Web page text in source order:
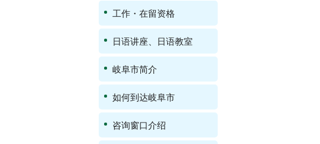
工作・在留资格
日语讲座、日语教室
岐阜市简介
如何到达岐阜市
咨询窗口介绍